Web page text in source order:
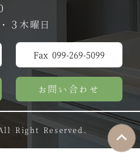
木曜日
Fax 099-269-5099
お問い合わせ
Right Reserved.